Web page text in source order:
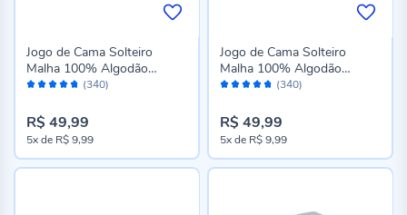
Avaliação: (340)
Jogo de Cama Solteiro
Malha 100% Algodão
Solecasa 2 pçs - Vivant
R$ 49,99
5xde R$ 9,99
Avaliação: (340)
Jogo de Cama Solteiro
Malha 100% Algodão
Solecasa 2 pçs - Marselli
R$ 49,99
5xde R$ 9,99